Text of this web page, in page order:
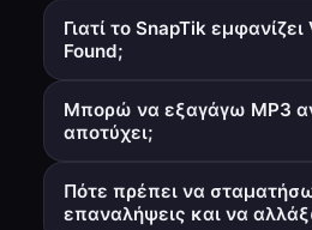
Γενικά ναι, ιδιαίτερα εργαλεία
περιήγησης που δεν απαιτούν
εφαρμογών ή επικίνδυνες
Γιατί το SnapTik
Found;
Το βίντεο μπορεί να είναι
περιορισμένο ή ο αναλυτής του
μπορεί να είναι προσωρινά
Μπορώ να εξαγάγω MP3
αποτύχει;
Σε ορισμένες περιπτώσεις ναι.
διαδρομής MP3 σε ένα σταθερό
Πότε πρέπει να
επαναλήψεις και να